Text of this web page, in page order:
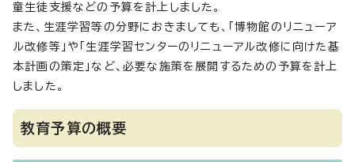
童生徒支援などの予算を計上しました。
また、生涯学習等の分野におきましても、「博物館のリニューア
ル改修等」や「生涯学習センターのリニューアル改修に向けた基
本計画の策定」など、必要な施策を展開するための予算を計上
しました。
教育予算の概要